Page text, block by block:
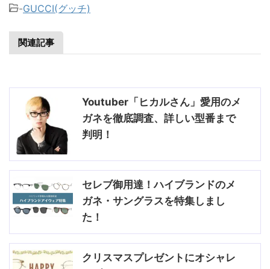
-GUCCI(グッチ)
関連記事
Youtuber「ヒカルさん」愛用のメ
ガネを徹底調査、詳しい型番まで
判明！
セレブ御用達！ハイブランドのメ
ガネ・サングラスを特集しまし
た！
クリスマスプレゼントにオシャレ